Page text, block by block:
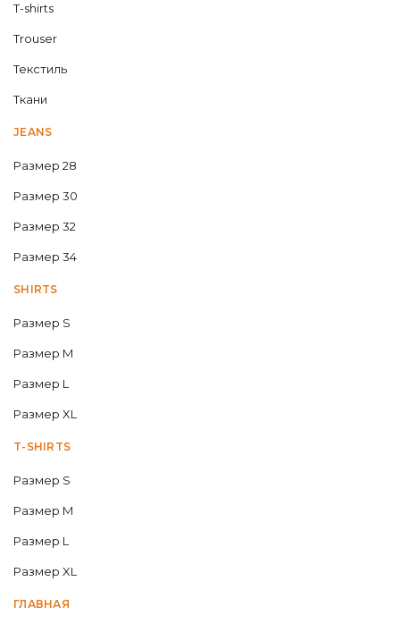
T-shirts
Trouser
Текстиль
Ткани
JEANS
Размер 28
Размер 30
Размер 32
Размер 34
SHIRTS
Размер S
Размер M
Размер L
Размер XL
T-SHIRTS
Размер S
Размер M
Размер L
Размер XL
ГЛАВНАЯ